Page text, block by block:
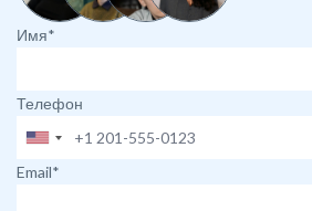
Имя*
Телефон
Email*